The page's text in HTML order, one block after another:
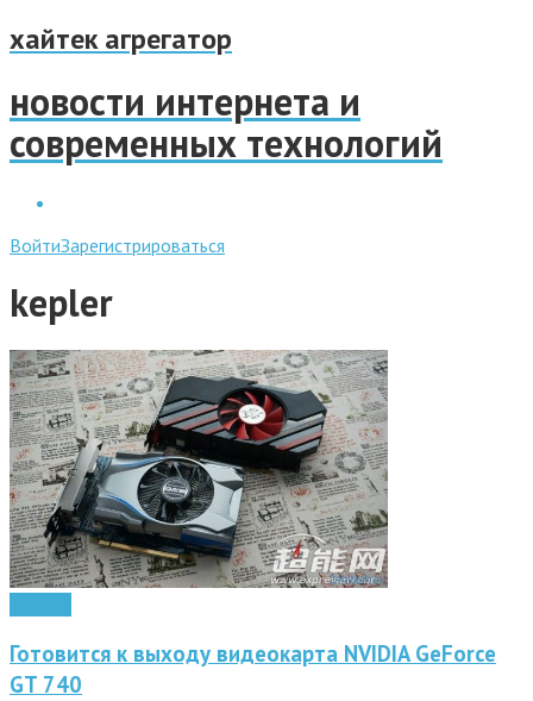
хайтек агрегатор
новости интернета и
современных технологий
ВойтиЗарегистрироваться
kepler
Готовится к выходу видеокарта NVIDIA GeForce
GT 740